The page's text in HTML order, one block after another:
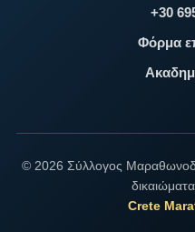
+30
Φόρμα
© 2026 Σύλλογος
Crete